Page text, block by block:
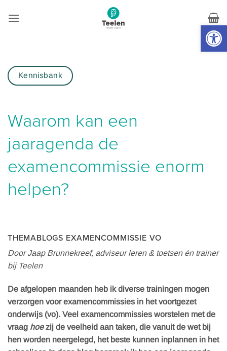
Kennisbank
Waarom kan een
jaaragenda de
examencommissie enorm
helpen?
THEMABLOGS EXAMENCOMMISSIE VO
Door Jaap Brunnekreef, adviseur leren & toetsen én trainer
bij Teelen
De afgelopen maanden heb ik diverse trainingen mogen
verzorgen voor examencommissies in het voortgezet
onderwijs (vo). Veel examencommissies worstelen met de
vraag hoezij de veelheid aan taken, die vanuit de wet bij
hen worden neergelegd, het beste kunnen inplannen in het